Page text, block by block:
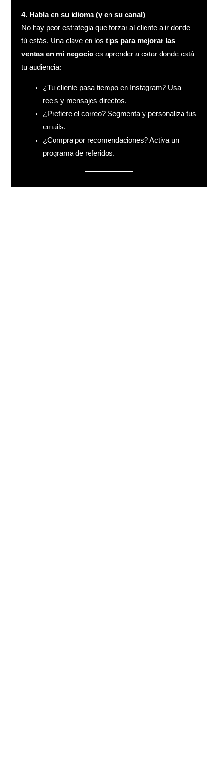
4. Habla en su idioma (y en su canal)
No hay peor estrategia que forzar al cliente a ir donde
tú estás. Una clave en lostips para mejorar las
ventas en mi negocio es aprender a estar donde está
tu audiencia:
¿Tu cliente pasa tiempo en Instagram? Usa
reels y mensajes directos.
¿Prefiere el correo? Segmenta y personaliza tus
emails.
¿Compra por recomendaciones? Activa un
programa de referidos.